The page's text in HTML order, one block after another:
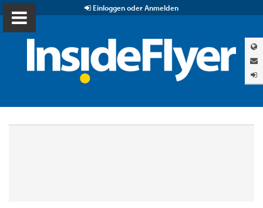
Einloggen oder Anmelden